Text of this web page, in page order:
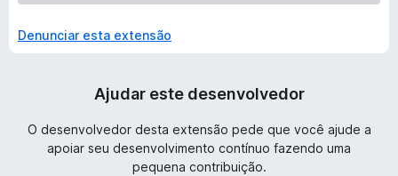
Denunciar esta extensão
Ajudar este desenvolvedor
O desenvolvedor desta extensão pede que você ajude a
apoiar seu desenvolvimento contínuo fazendo uma
pequena contribuição.